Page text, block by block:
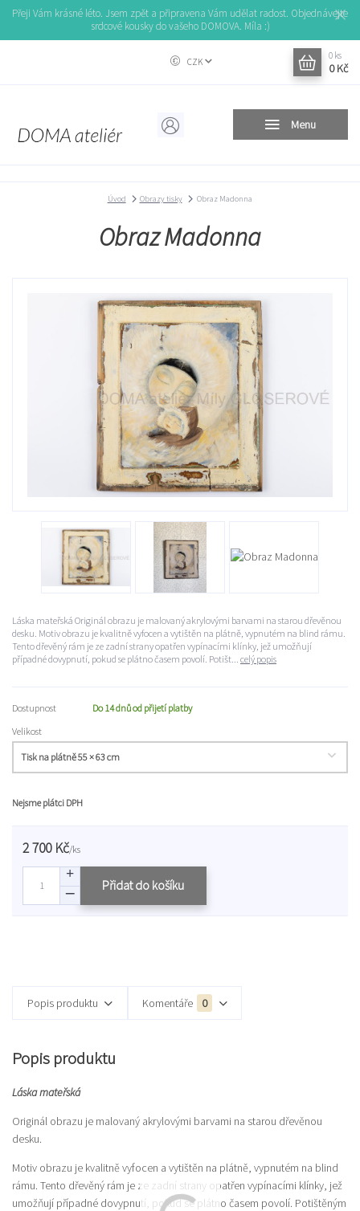
Přeji Vám krásné léto. Jsem zpět a připravena Vám udělat radost. Objednávejte
srdcové kousky do vašeho DOMOVA. Míla :)
Menu
CZK
0 ks
0 Kč
Úvod Obrazy tisky Obraz Madonna
Obraz Madonna
Láska mateřská Originál obrazu je malovaný akrylovými barvami na starou dřevěnou
desku. Motiv obrazu je kvalitně vyfocen a vytištěn na plátně, vypnutém na blind rámu.
Tento dřevěný rám je ze zadní strany opatřen vypínacími klínky, jež umožňují
případné dovypnutí, pokud se plátno časem povolí. Potišt... celý popis
Dostupnost
Do 14 dnů od přijetí platby
Velikost
Nejsme plátci DPH
2 700 Kč/ks
Přidat do košíku
Popis produktu Komentáře 0
Popis produktu
Láska mateřská
Originál obrazu je malovaný akrylovými barvami na starou dřevěnou
desku.
Motiv obrazu je kvalitně vyfocen a vytištěn na plátně, vypnutém na blind
rámu. Tento dřevěný rám je ze zadní strany opatřen vypínacími klínky, jež
umožňují případné dovypnutí, pokud se plátno časem povolí. Potištěným